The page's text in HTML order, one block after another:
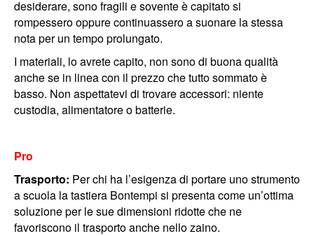
desiderare, sono fragili e sovente è capitato si
rompessero oppure continuassero a suonare la stessa
nota per un tempo prolungato.
I materiali, lo avrete capito, non sono di buona qualità
anche se in linea con il prezzo che tutto sommato è
basso. Non aspettatevi di trovare accessori: niente
custodia, alimentatore o batterie.
Pro
Trasporto: Per chi ha l’esigenza di portare uno strumento
a scuola la tastiera Bontempi si presenta come un’ottima
soluzione per le sue dimensioni ridotte che ne
favoriscono il trasporto anche nello zaino.